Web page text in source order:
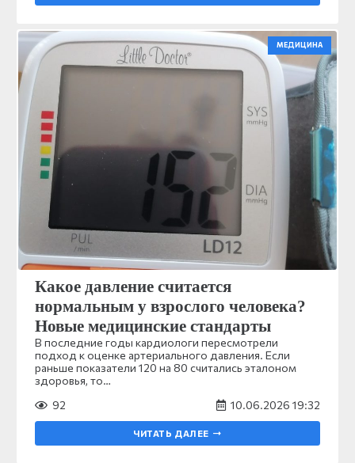
МЕДИЦИНА
Какое давление считается
нормальным у взрослого человека?
Новые медицинские стандарты
В последние годы кардиологи пересмотрели
подход к оценке артериального давления. Если
раньше показатели 120 на 80 считались эталоном
здоровья, то…
92
10.06.2026 19:32
ЧИТАТЬ ДАЛЕЕ